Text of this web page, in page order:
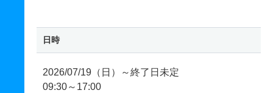
日時
2026/07/19（日）～終了日未定
09:30～17:00